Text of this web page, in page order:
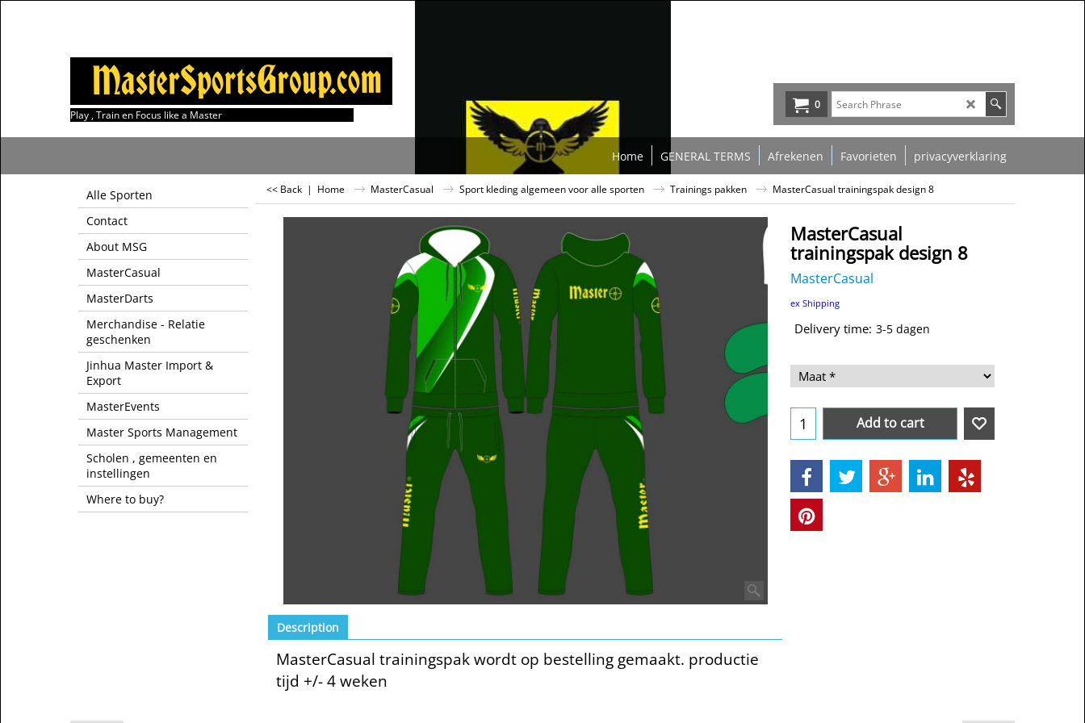
Play , Train en Focus like a Master
0
Home GENERAL TERMS Afrekenen Favorieten privacyverklaring
Alle Sporten
Contact
About MSG
MasterCasual
MasterDarts
Merchandise - Relatie
geschenken
Jinhua Master Import &
Export
MasterEvents
Master Sports Management
Scholen , gemeenten en
instellingen
Where to buy?
<< Back | Home MasterCasual Sport kleding algemeen voor alle sporten Trainings pakken MasterCasual trainingspak design 8
MasterCasual
trainingspak design 8
MasterCasual
€69.00
ex Shipping
Description
MasterCasual trainingspak wordt op bestelling gemaakt. productie
tijd +/- 4 weken